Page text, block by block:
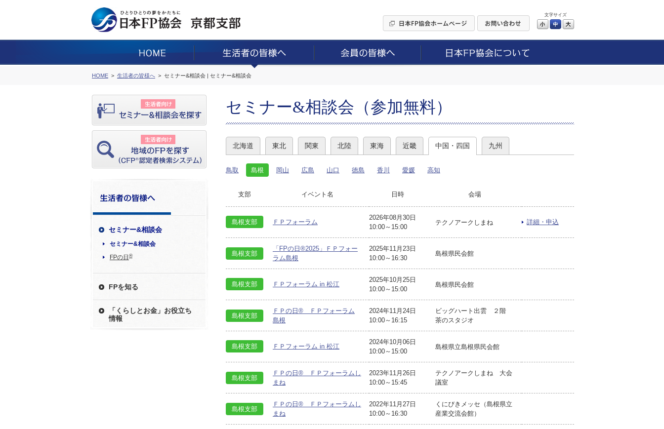
文字サイズ
小 中
HOME 生活者の皆様へ セミナー&相談会 | セミナー&相談会
セミナー&相談会
セミナー&相談会
FPの日 ®
FPを知る
「くらしとお金」お役立ち
情報
セミナー&相談会（参加無料）
北海道 東北 関東 北陸 東海 近畿 中国・四国 九州
鳥取 島根 岡山 広島 山口 徳島 香川 愛媛 高知
支部 イベント名 日時 会場
島根支部 ＦＰフォーラム
2026年08月30日
10:00～15:00
テクノアークしまね 詳細・申込
島根支部
「FPの日®2025」ＦＰフォー
ラム島根
2025年11月23日
10:00～16:30
島根県民会館
島根支部 ＦＰフォーラム in 松江
2025年10月25日
10:00～15:00
島根県民会館
島根支部
ＦＰの日® ＦＰフォーラム
島根
2024年11月24日
10:00～16:15
ビッグハート出雲 ２階
茶のスタジオ
島根支部 ＦＰフォーラム in 松江
2024年10月06日
10:00～15:00
島根県立島根県民会館
島根支部
ＦＰの日® ＦＰフォーラムし
まね
2023年11月26日
10:00～15:45
テクノアークしまね 大会
議室
島根支部
ＦＰの日® ＦＰフォーラムし
まね
2022年11月27日
10:00～16:30
くにびきメッセ（島根県立
産業交流会館）